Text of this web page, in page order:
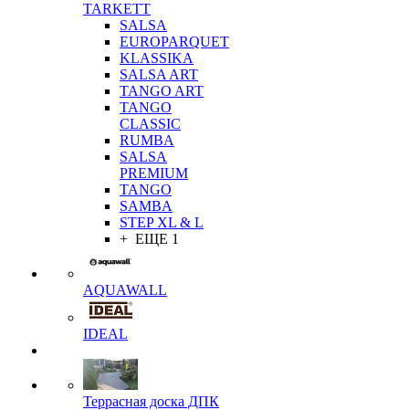
TARKETT
SALSA
EUROPARQUET
KLASSIKA
SALSA ART
TANGO ART
TANGO
CLASSIC
RUMBA
SALSA
PREMIUM
TANGO
SAMBA
STEP XL & L
+ ЕЩЕ 1
AQUAWALL
IDEAL
Террасная доска ДПК